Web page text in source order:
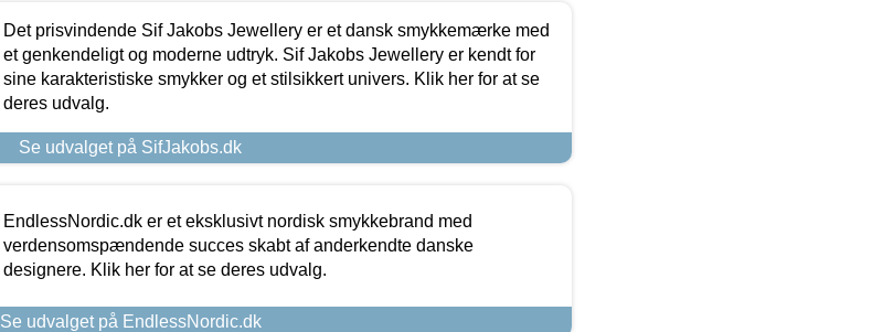
Det prisvindende Sif Jakobs Jewellery er et dansk smykkemærke med
et genkendeligt og moderne udtryk. Sif Jakobs Jewellery er kendt for
sine karakteristiske smykker og et stilsikkert univers. Klik her for at se
deres udvalg.
Se udvalget på SifJakobs.dk
EndlessNordic.dk er et eksklusivt nordisk smykkebrand med
verdensomspændende succes skabt af anderkendte danske
designere. Klik her for at se deres udvalg.
Se udvalget på EndlessNordic.dk